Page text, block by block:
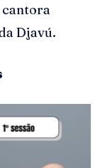
cantora
Djavú.